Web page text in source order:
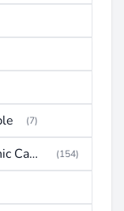
(7)
Caja Registradora (Electronic Cash Register) (154)